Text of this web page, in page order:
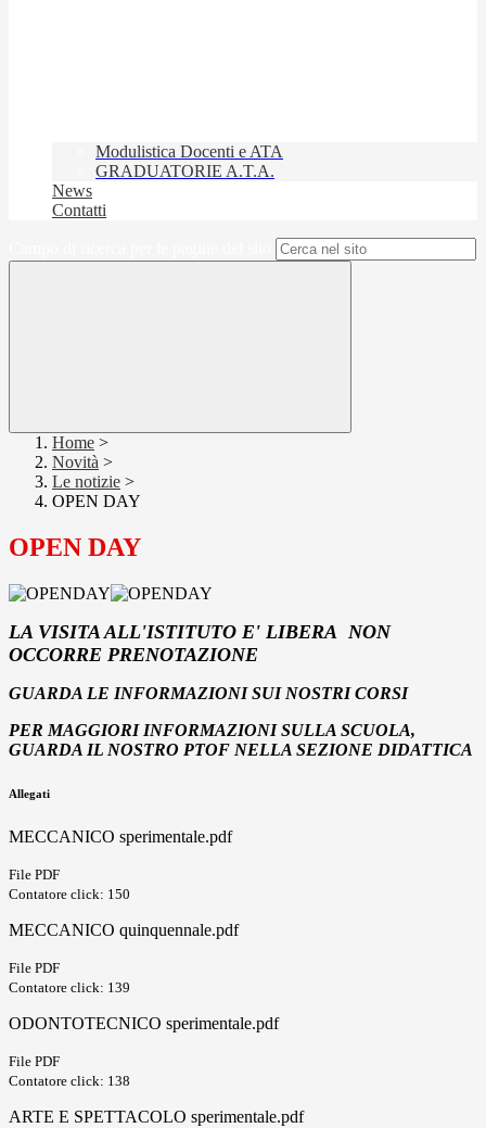
Modulistica Docenti e ATA
GRADUATORIE A.T.A.
News
Contatti
Home >
Novità >
Le notizie >
OPEN DAY
OPEN DAY
LA VISITA ALL'ISTITUTO E' LIBERA NON
OCCORRE PRENOTAZIONE
GUARDA LE INFORMAZIONI SUI NOSTRI CORSI
PER MAGGIORI INFORMAZIONI SULLA SCUOLA,
GUARDA IL NOSTRO PTOF NELLA SEZIONE DIDATTICA
Allegati
MECCANICO sperimentale.pdf
File PDF
Contatore click: 150
MECCANICO quinquennale.pdf
File PDF
Contatore click: 139
ODONTOTECNICO sperimentale.pdf
File PDF
Contatore click: 138
ARTE E SPETTACOLO sperimentale.pdf